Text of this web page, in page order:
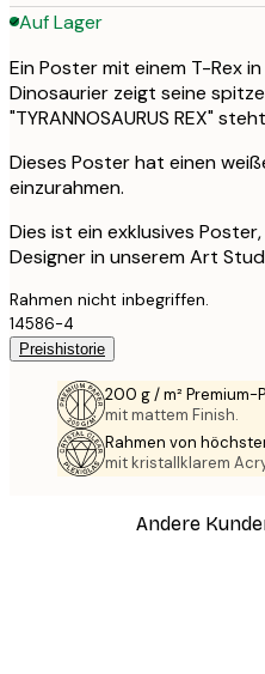
Auf Lager
Ein Poster mit einem T-Rex
Dinosaurier zeigt seine
"TYRANNOSAURUS REX"
Dieses Poster hat einen
einzurahmen.
Dies ist ein exklusives
Designer in unserem Art
Rahmen nicht inbegriffen.
14586-4
Preishistorie
200 g / m² Premium-
mit mattem Finish.
Rahmen von
mit kristallklarem
Andere